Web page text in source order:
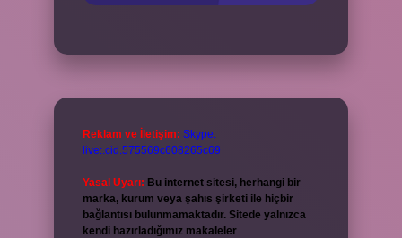
Reklam ve İletişim: Skype:
live:.cid.575569c608265c69
Yasal Uyarı: Bu internet sitesi, herhangi bir
marka, kurum veya şahıs şirketi ile hiçbir
bağlantısı bulunmamaktadır. Sitede yalnızca
kendi hazırladığımız makaleler